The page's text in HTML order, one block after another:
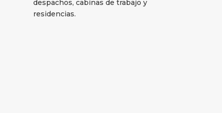
despachos, cabinas de trabajo y
residencias.